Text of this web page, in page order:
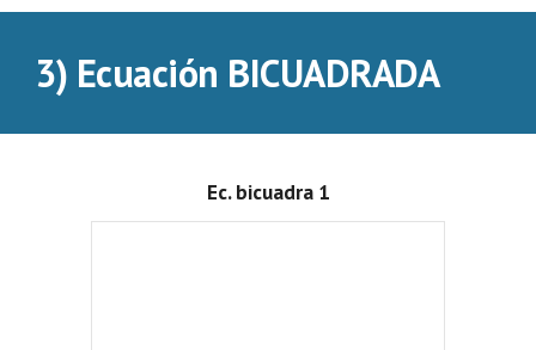
3) Ecuación BICUADRADA
Ec. bicuadra 1